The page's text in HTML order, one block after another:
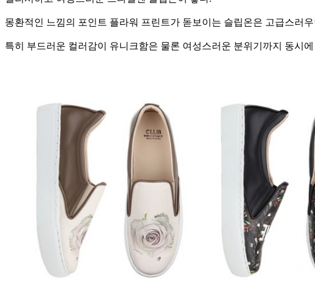
몽환적인 느낌의 포인트 플라워 프린트가 돋보이는 슬립온은 고급스러
특히 부드러운 컬러감이 유니크함은 물론 여성스러운 분위기까지 동시